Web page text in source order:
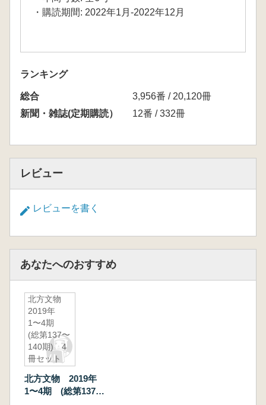
・購読期間: 2022年1月-2022年12月
ランキング
総合
3,956番 / 20,120冊
新聞・雑誌(定期購読）
12番 / 332冊
レビュー
レビューを書く
あなたへのおすすめ
北方文物
2019年
1〜4期
(総第137〜
140期) 4
冊セット
北方文物 2019年
1〜4期 (総第137〜